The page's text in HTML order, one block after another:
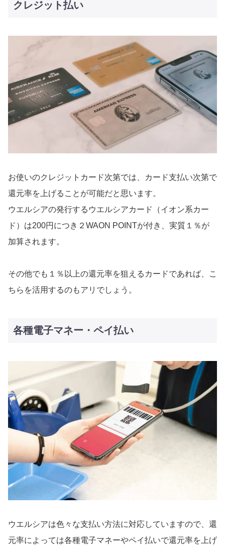
クレジット払い
お使いのクレジットカード次第では、カード支払い次第で
還元率を上げることが可能だと思います。
ウエルシアの発行するウエルシアカード（イオン系カー
ド）は200円につき２WAON POINTが付き、実質１％が
加算されます。
その他でも１％以上の還元率を狙えるカードであれば、こ
ちらを活用するのもアリでしょう。
各種電子マネー・ペイ払い
ウエルシアは色々な支払い方法に対応していますので、還
元率によっては各種電子マネーやペイ払いで還元率を上げ